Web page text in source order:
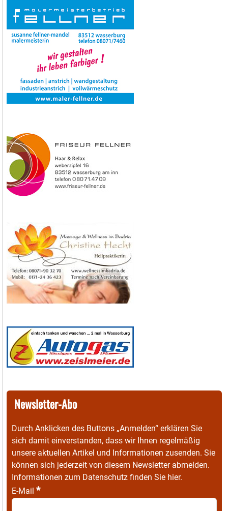
Newsletter-Abo
Durch Anklicken des Buttons „Anmelden“ erklären Sie
sich damit einverstanden, dass wir Ihnen regelmäßig
unsere aktuellen Artikel und Informationen zusenden. Sie
können sich jederzeit von diesem Newsletter abmelden.
Informationen zum Datenschutz finden Sie hier.
E-Mail *